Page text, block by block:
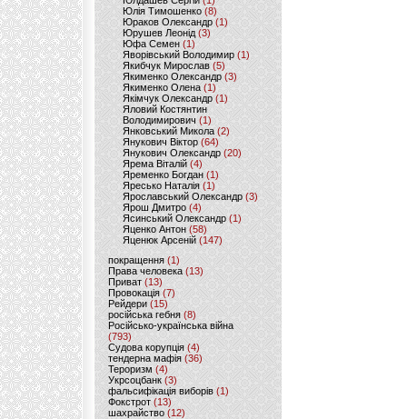
Юлія Тимошенко (8)
Юраков Олександр (1)
Юрушев Леонід (3)
Юфа Семен (1)
Яворівський Володимир (1)
Якибчук Мирослав (5)
Якименко Олександр (3)
Якименко Олена(1)
Якімчук Олександр (1)
Яловий Костянтин
Володимирович (1)
Янковський Микола(2)
Янукович Віктор (64)
Янукович Олександр(20)
Ярема Віталій(4)
Яременко Богдан(1)
Яресько Наталія(1)
Ярославський Олександр (3)
Ярош Дмитро (4)
Ясинський Олександр (1)
Яценко Антон(58)
Яценюк Арсеній (147)
покращення (1)
Права человека(13)
Приват (13)
Провокація (7)
Рейдери (15)
російська гебня (8)
Російсько-українська війна
(793)
Судова корупція (4)
тендерна мафія (36)
Тероризм (4)
Укрсоцбанк (3)
фальсифікація виборів (1)
Фокстрот(13)
шахрайство (12)